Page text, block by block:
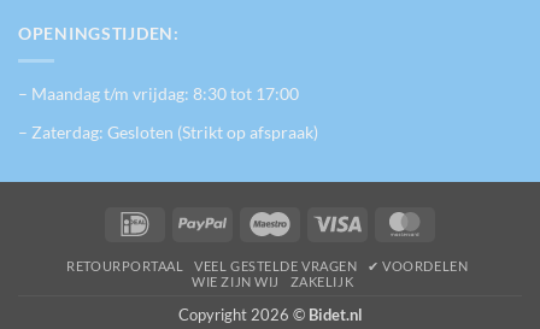
OPENINGSTIJDEN:
– Maandag t/m vrijdag: 8:30 tot 17:00
– Zaterdag: Gesloten (Strikt op afspraak)
IDeal PayPal Maestro Visa
RETOURPORTAAL VEEL GESTELDE VRAGEN
✔ VOORDELEN
WIE ZIJN WIJ
ZAKELIJK
Copyright 2026 © Bidet.nl